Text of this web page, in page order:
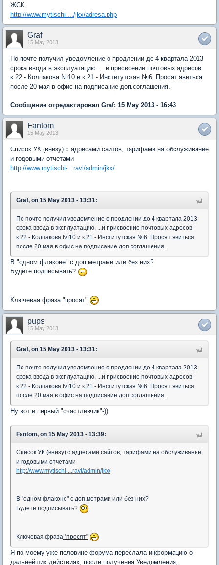
ЖСК.
http://www.mytischi-.../jkx/adresa.php
Graf
15 May 2013
По почте получил уведомление о продлении до 4 квартала 2013
срока ввода в эксплуатацию. ...и присвоении почтовых адресов
к.22 - Колпакова №10 и к.21 - Институтская №6. Просят явиться
после 20 мая в офис на подписание доп.соглашения.
Сообщение отредактировал Graf: 15 May 2013 - 16:43
Fantom
15 May 2013
Список УК (внизу) с адресами сайтов, тарифами на обслуживание
и годовыми отчетами
http://www.mytischi-...ravl/admin/jkx/
Graf, on 15 May 2013 - 13:31:
По почте получил уведомление о продлении до 4 квартала 2013
срока ввода в эксплуатацию. ...и присвоение почтовых адресов
к.22 - Колпакова №10 и к.21 - Институтская №6. Просят явиться
после 20 мая в офис на подписание доп.соглашения.
В "одном флаконе" с доп.метрами или без них?
Будете подписывать?
Ключевая фраза "просят"
pups
15 May 2013
Graf, on 15 May 2013 - 13:31:
По почте получил уведомление о продлении до 4 квартала 2013
срока ввода в эксплуатацию. ...и присвоение почтовых адресов
к.22 - Колпакова №10 и к.21 - Институтская №6. Просят явиться
после 20 мая в офис на подписание доп.соглашения.
Ну вот и первый "счастливчик"-))
Fantom, on 15 May 2013 - 13:39:
Список УК (внизу) с адресами сайтов, тарифами на обслуживание
и годовыми отчетами
http://www.mytischi-...ravl/admin/jkx/
В "одном флаконе" с доп.метрами или без них?
Будете подписывать?
Ключевая фраза "просят"
Я по-моему уже половине форума переслала информацию о
дальнейших действиях, после получения Уведомления,